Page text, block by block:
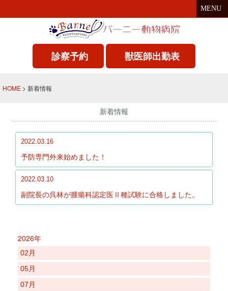
診察予約 獣医師出勤表
MENU
HOME > 新着情報
新着情報
2022.03.16
予防専門外来始めました！
2022.03.10
副院長の呉林が腫瘍科認定医Ⅱ種試験に合格しました。
2026年
02月
05月
07月